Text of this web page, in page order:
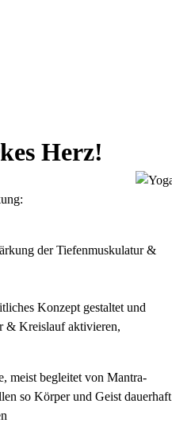
Herz!
der Tiefenmuskulatur &
Konzept gestaltet und
& Kreislauf aktivieren,
meist begleitet von Mantra-
so Körper und Geist dauerhaft